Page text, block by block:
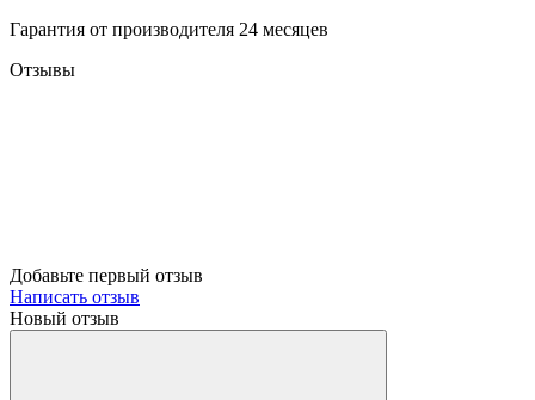
Гарантия от производителя 24 месяцев
Отзывы
Добавьте первый отзыв
Написать отзыв
Новый отзыв